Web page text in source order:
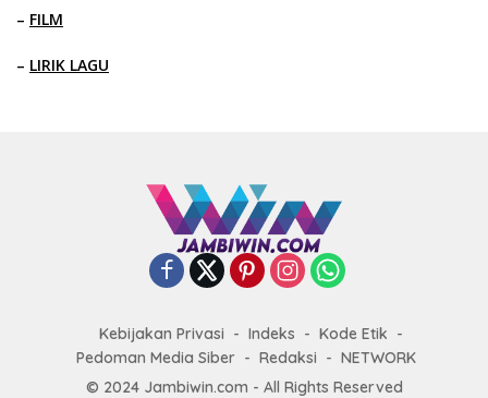
– FILM
– LIRIK LAGU
Kebijakan Privasi Indeks
Kode Etik
Pedoman Media Siber
Redaksi
NETWORK
© 2024 Jambiwin.com - All Rights Reserved